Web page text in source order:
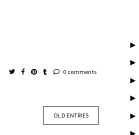
0 comments
OLD ENTRIES
►
►
►
►
►